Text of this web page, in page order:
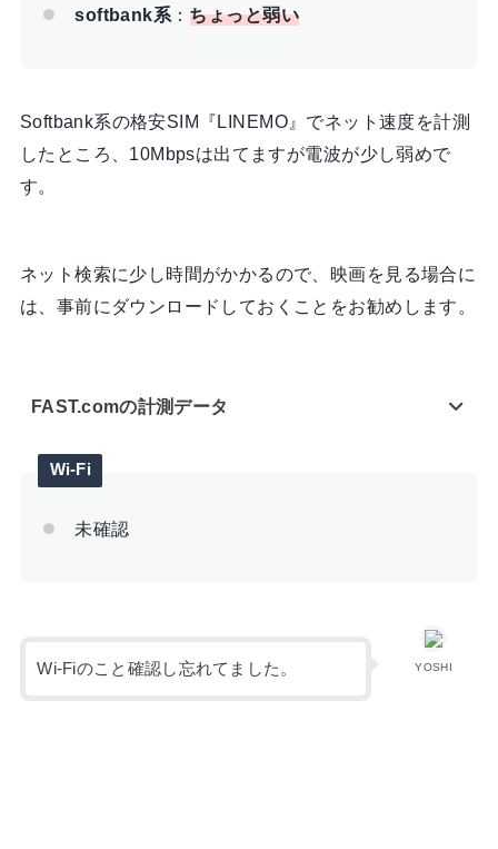
softbank系 ： ちょっと弱い
Softbank系の格安SIM『LINEMO』でネット速度を計測
したところ、10Mbpsは出てますが電波が少し弱めで
す。
ネット検索に少し時間がかかるので、映画を見る場合に
は、事前にダウンロードしておくことをお勧めします。
FAST.comの計測データ
Wi-Fi
未確認
YOSHI
Wi-Fiのこと確認し忘れてました。